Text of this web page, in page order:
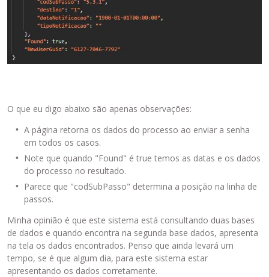
O que eu digo abaixo são apenas observações:
A página retorna os dados do processo ao enviar a senha
em todos os casos.
Note que quando "Found" é true temos as datas e os dados
do processo no resultado.
Parece que "codSubPasso" determina a posição na linha de
passos.
Minha opinião é que este sistema está consultando duas bases
de dados e quando encontra na segunda base dados, apresenta
na tela os dados encontrados. Penso que ainda levará um
tempo, se é que algum dia, para este sistema estar
apresentando os dados corretamente.